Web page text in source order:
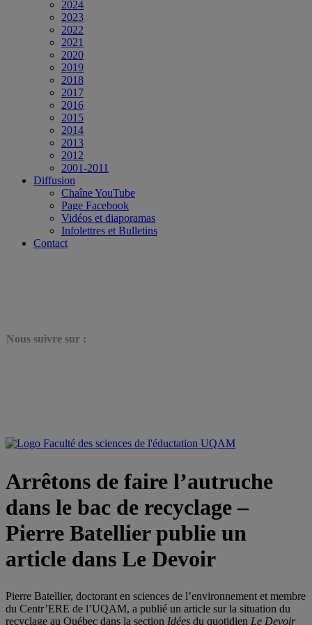
2024
2023
2022
2021
2020
2019
2018
2017
2016
2015
2014
2013
2012
2001-2011
Diffusion
Chaîne YouTube
Page Facebook
Vidéos et diaporamas
Infolettres et Bulletins
Contact
Nous suivre sur :
Arrêtons de faire l’autruche
dans le bac de recyclage –
Pierre Batellier publie un
article dans Le Devoir
Pierre Batellier, doctorant en sciences de l’environnement et membre
du Centr’ERE de l’UQAM, a publié un article sur la situation du
recyclage au Québec dans la section Idées du quotidien Le Devoir